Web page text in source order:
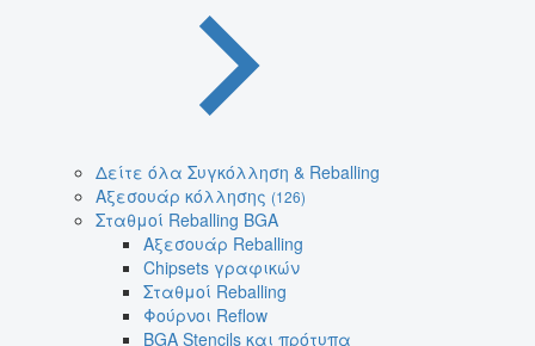
Δείτε όλα Συγκόλληση & Reballing
Αξεσουάρ κόλλησης (126)
Σταθμοί Reballing BGA
Αξεσουάρ Reballing
Chipsets γραφικών
Σταθμοί Reballing
Φούρνοι Reflow
BGA Stencils και πρότυπα